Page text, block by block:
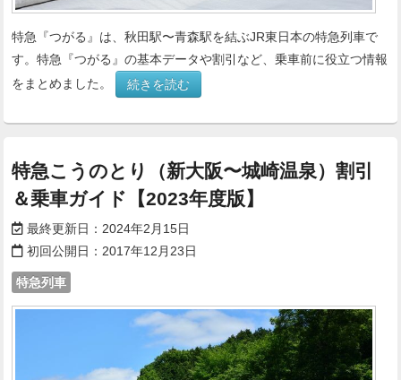
特急『つがる』は、秋田駅〜青森駅を結ぶJR東日本の特急列車で
す。特急『つがる』の基本データや割引など、乗車前に役立つ情報
をまとめました。
続きを読む
特急こうのとり（新大阪〜城崎温泉）割引
＆乗車ガイド【2023年度版】
最終更新日：2024年2月15日
初回公開日：2017年12月23日
特急列車